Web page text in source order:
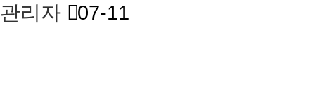
관리자 07-11